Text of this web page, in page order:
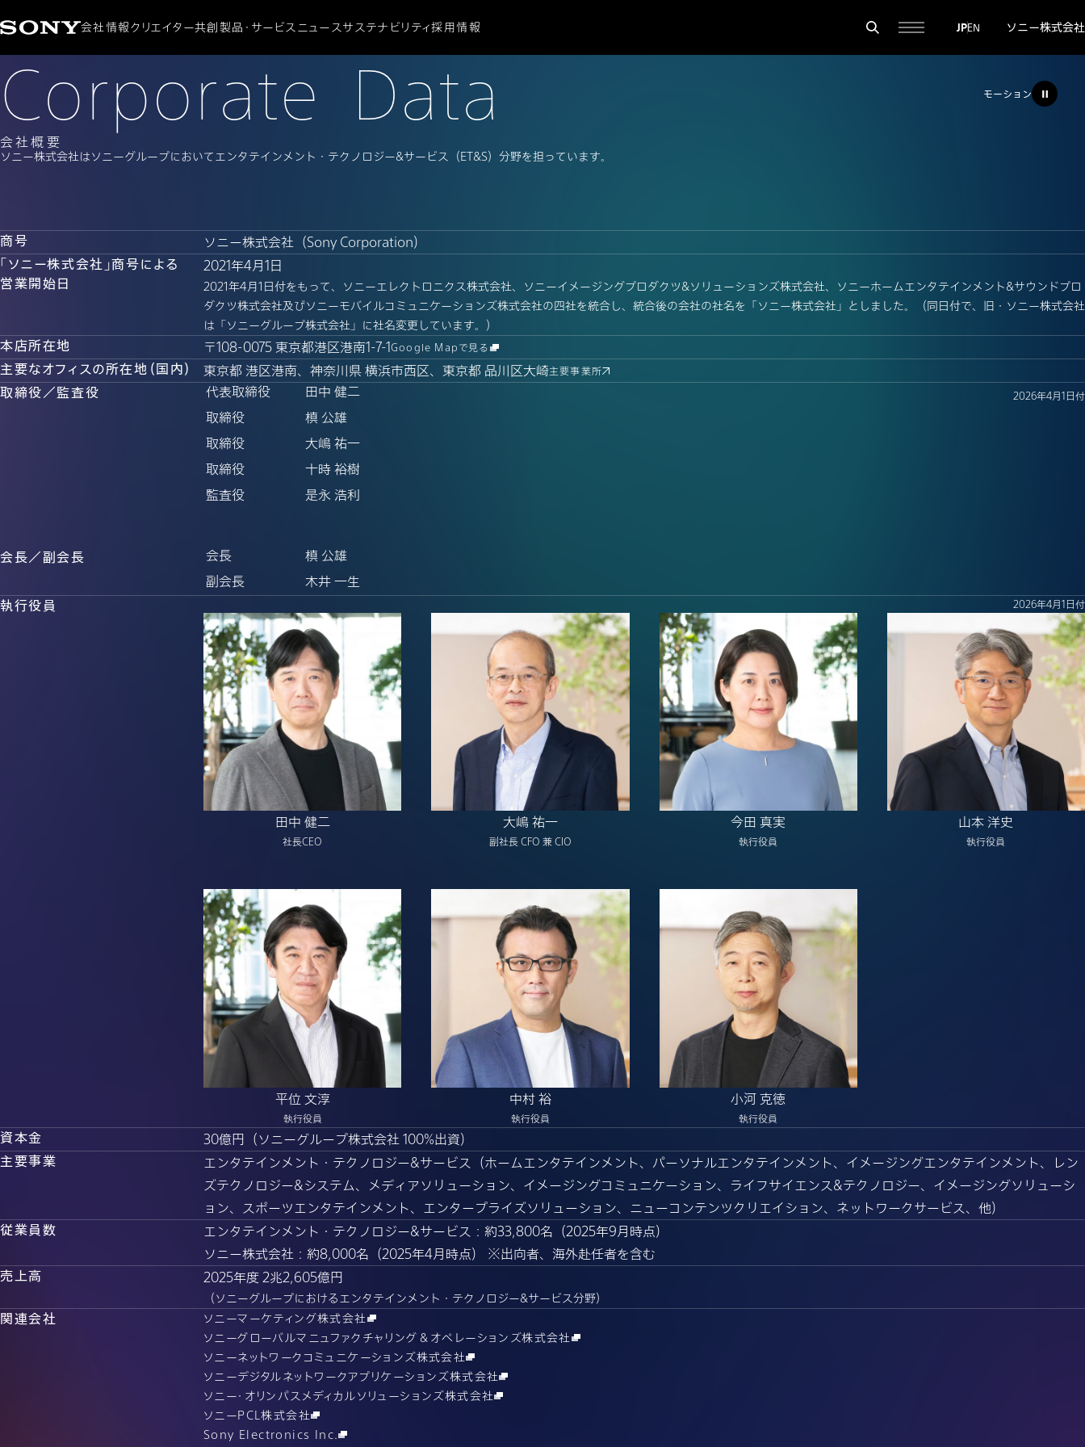
会社情報
CEOメッセージ
ミッション / ビジョン
クリエイター共創 製品・サービス ニュース
製品・サービスに関する重要なお知らせ
サステナビリティ
アクセシビリティ
ダイバーシティ
採用情報 JPEN ソニー株式会社
モーション
会社概 要
Corporate Data
Corporate
Data
ソニー株式会社はソニーグループにおいてエンタテインメント・テクノロジー&サービス（ET&S）分野を担っています。
商号
ソニー株式会社（Sony Corporation）
「ソニー株式会社」商号による
営業開始日
2021年4月1日
2021年4月1日付をもって、ソニーエレクトロニクス株式会社、ソニーイメージングプロダクツ&ソリューションズ株式会社、ソニーホームエンタテインメント&サウンドプロ
ダクツ株式会社及びソニーモバイルコミュニケーションズ株式会社の四社を統合し、統合後の会社の社名を「ソニー株式会社」としました。（同日付で、旧・ソニー株式会社
は「ソニーグループ株式会社」に社名変更しています。）
本店所在地 〒108-0075 東京都港区港南1-7-1 Google Mapで見る
主要なオフィスの所在地（国内） 東京都 港区港南、神奈川県 横浜市西区、東京都 品川区大崎主要事業所
取締役／監査役 2026年4月1日付
代表取締役
田中 健二
取締役
槙 公雄
取締役
大嶋 祐一
取締役
十時 裕樹
監査役
是永 浩利
会長／副会長 会長
槙 公雄
副会長
木井 一生
執行役員
2026年4月1日付
田中 健二
社長CEO
大嶋 祐一
副社長 CFO 兼 CIO
今田 真実
執行役員
山本 洋史
執行役員
平位 文淳
執行役員
中村 裕
執行役員
小河 克徳
執行役員
資本金
30億円（ソニーグループ株式会社 100%出資）
主要事業
エンタテインメント・テクノロジー&サービス（ホームエンタテインメント、パーソナルエンタテインメント、イメージングエンタテインメント、レン
ズテクノロジー&システム、メディアソリューション、イメージングコミュニケーション、ライフサイエンス&テクノロジー、イメージングソリューシ
ョン、スポーツエンタテインメント、エンタープライズソリューション、ニューコンテンツクリエイション、ネットワークサービス、他）
従業員数
エンタテインメント・テクノロジー&サービス：約33,800名（2025年9月時点）
ソニー株式会社：約8,000名（2025年4月時点） ※出向者、海外赴任者を含む
売上高
2025年度 2兆2,605億円
（ソニーグループにおけるエンタテインメント・テクノロジー&サービス分野）
関連会社
ソニーマーケティング株式会社
ソニーグローバルマニュファクチャリング＆オペレーションズ株式会社
ソニーネットワークコミュニケーションズ株式会社
ソニーデジタルネットワークアプリケーションズ株式会社
ソニー・オリンパスメディカルソリューションズ株式会社
ソニーPCL株式会社
Sony Electronics Inc.